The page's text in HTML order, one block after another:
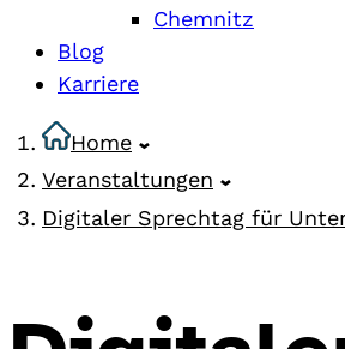
Chemnitz
Blog
Karriere
Home
Veranstaltungen
Digitaler Sprechtag für